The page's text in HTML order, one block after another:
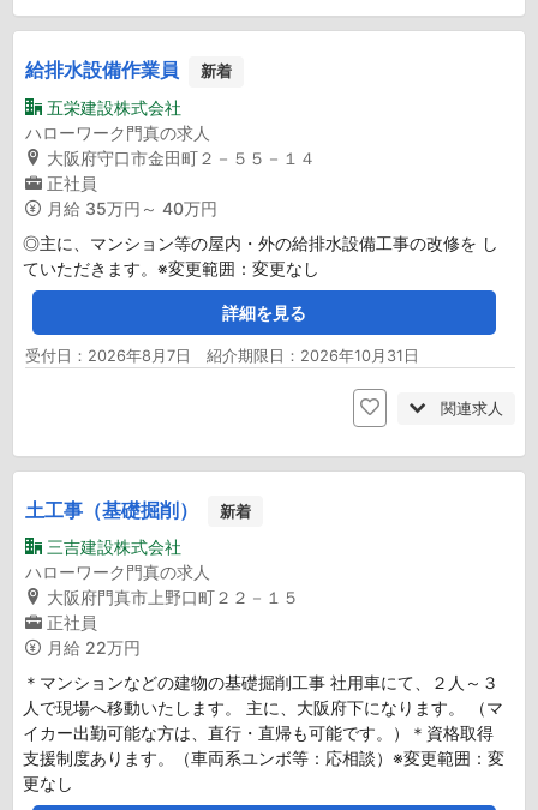
給排水設備作業員 新着
五栄建設株式会社
ハローワーク門真の求人
大阪府守口市金田町２－５５－１４
正社員
月給 35万円～ 40万円
◎主に、マンション等の屋内・外の給排水設備工事の改修を し
ていただきます。※変更範囲：変更なし
詳細を見る
受付日：2026年8月7日 紹介期限日：2026年10月31日
関連求人
土工事（基礎掘削） 新着
三吉建設株式会社
ハローワーク門真の求人
大阪府門真市上野口町２２－１５
正社員
月給 22万円
＊マンションなどの建物の基礎掘削工事 社用車にて、２人～３
人で現場へ移動いたします。 主に、大阪府下になります。 （マ
イカー出勤可能な方は、直行・直帰も可能です。）＊資格取得
支援制度あります。（車両系ユンボ等：応相談）※変更範囲：変
更なし